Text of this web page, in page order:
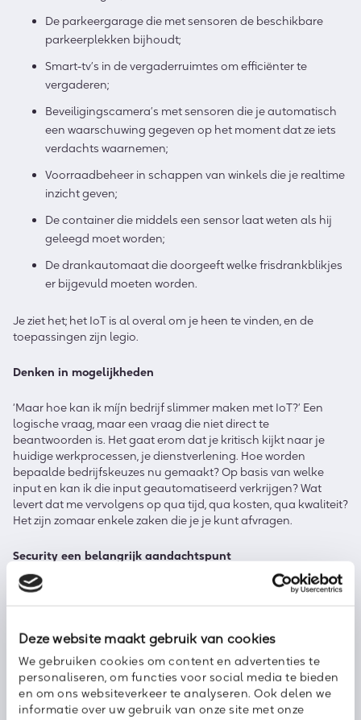
Deze website maakt gebruik van cookies
We gebruiken cookies om content en advertenties te
personaliseren, om functies voor social media te bieden
en om ons websiteverkeer te analyseren. Ook delen we
informatie over uw gebruik van onze site met onze
De parkeergarage die met sensoren de beschikbare
parkeerplekken bijhoudt;
Smart-tv’s in de vergaderruimtes om efficiënter te
vergaderen;
Beveiligingscamera’s met sensoren die je automatisch
een waarschuwing gegeven op het moment dat ze iets
verdachts waarnemen;
Voorraadbeheer in schappen van winkels die je realtime
inzicht geven;
De container die middels een sensor laat weten als hij
geleegd moet worden;
De drankautomaat die doorgeeft welke frisdrankblikjes
er bijgevuld moeten worden.
Je ziet het; het IoT is al overal om je heen te vinden, en de
toepassingen zijn legio.
Denken in mogelijkheden
‘Maar hoe kan ik míjn bedrijf slimmer maken met IoT?’ Een
logische vraag, maar een vraag die niet direct te
beantwoorden is. Het gaat erom dat je kritisch kijkt naar je
huidige werkprocessen, je dienstverlening. Hoe worden
bepaalde bedrijfskeuzes nu gemaakt? Op basis van welke
input en kan ik die input geautomatiseerd verkrijgen? Wat
levert dat me vervolgens op qua tijd, qua kosten, qua kwaliteit?
Het zijn zomaar enkele zaken die je je kunt afvragen.
Security een belangrijk aandachtspunt
Deze nieuwe bedrijfskansen komen niet zonder
aandachtspunt. Zo is het belangrijk om stil te staan bij de
ontstaat namelijk een risico op datalekken. Dat is niet
helemaal te uit te sluiten – want dat vormt met elk apparaat
dat internet gebruikt een risico – maar je kunt er wel de juiste
actie voor ondernemen.